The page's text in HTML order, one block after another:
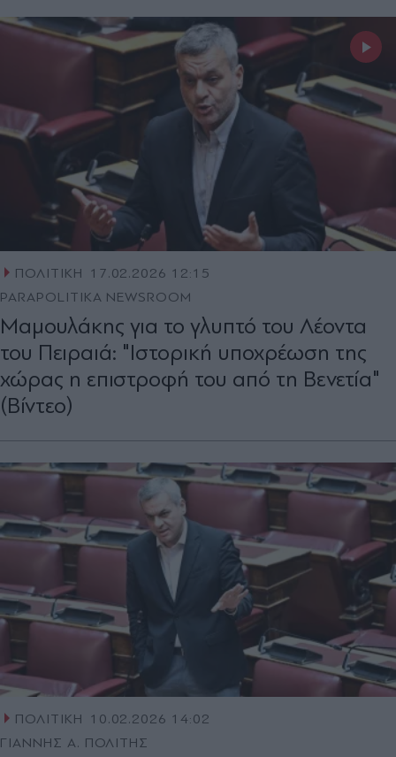
ΠΟΛΙΤΙΚΗ
17.02.2026 12:15
PARAPOLITIKA NEWSROOM
Μαμουλάκης για το γλυπτό του Λέοντα
του Πειραιά: "Ιστορική υποχρέωση της
χώρας η επιστροφή του από τη Βενετία"
(Βίντεο)
ΠΟΛΙΤΙΚΗ
10.02.2026 14:02
ΓΙΑΝΝΗΣ Α. ΠΟΛΙΤΗΣ